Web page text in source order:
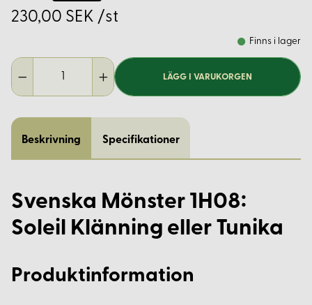
230,00 SEK /st
Finns i lager
LÄGG I VARUKORGEN
Beskrivning Specifikationer
Svenska Mönster 1H08:
Soleil Klänning eller Tunika
Produktinformation